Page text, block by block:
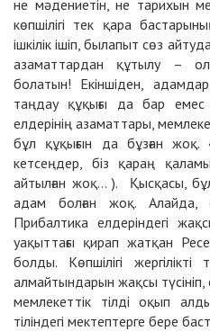
не мәдениетін, не тарихын
көпшілігі тек қара
ішкілік ішіп, былапыт сөз
азаматтардан құтылу –
болатын! Екіншіден,
таңдау құқығы да бар емес
елдерінің азаматтары,
бұл құқығын да бұзған жоқ.
кетсеңдер, біз қараң
айтылған жоқ... ). Қысқасы,
адам болған жоқ. Алайда,
Прибалтика елдеріндегі
уақыттағы қирап жатқан
болды. Көпшілігі
алмайтындарын жақсы
мемлекеттік тілді оқып
тіліндегі мектептерге бере